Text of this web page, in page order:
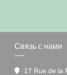
Связь с нами
17 Rue de la